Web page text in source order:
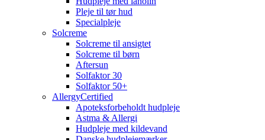
Pleje til tør hud
Specialpleje
Solcreme
Solcreme til ansigtet
Solcreme til børn
Aftersun
Solfaktor 30
Solfaktor 50+
AllergyCertified
Apoteksforbeholdt hudpleje
Astma & Allergi
Hudpleje med kildevand